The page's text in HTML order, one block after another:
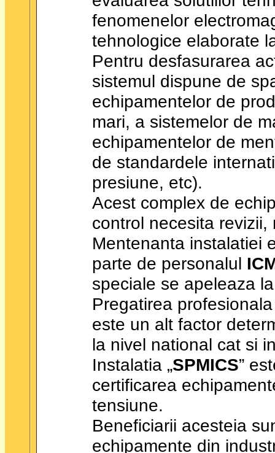
fenomenelor
tehnologice elaborate
Pentru desfasurarea
sistemul dispune de
echipamentelor de
mari, a sistemelor de
echipamentelor de
de standardele
presiune, etc).
Acest complex de
control necesita
Mentenanta instalatiei
parte de personalul
speciale se apeleaza
Pregatirea
este un alt factor
la nivel national cat si
Instalatia „SPMICS”
certificarea
tensiune.
Beneficiarii acesteia
echipamente din